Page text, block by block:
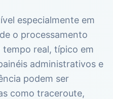
especialmente em
o processamento
real, típico em
administrativos e
podem ser
como traceroute,